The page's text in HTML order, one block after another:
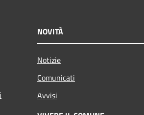
NOVITÀ
Notizie
Comunicati
Avvisi